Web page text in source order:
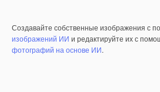
Создавайте собственные изображения с
изображений ИИ и редактируйте их с
фотографий на основе ИИ.